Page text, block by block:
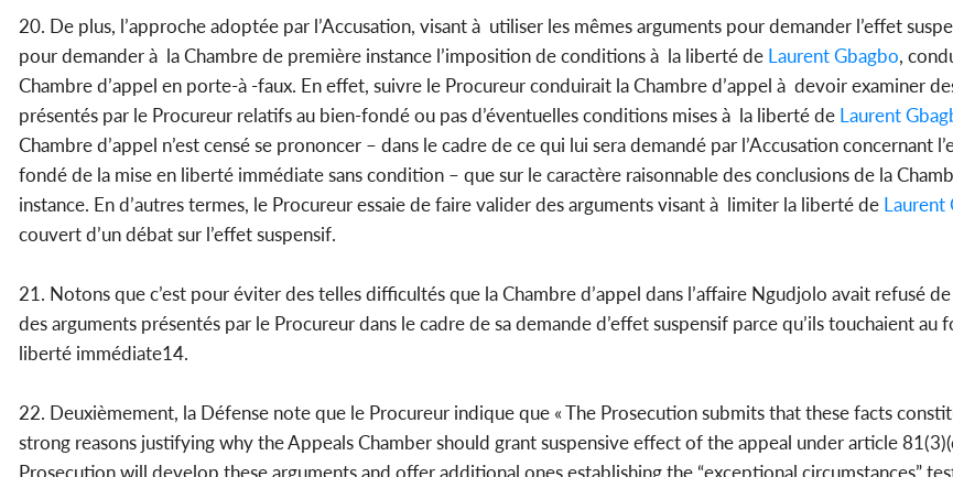
20. De plus, l’approche adoptée par l’Accusation, visant à utiliser les mêmes arguments pour demander l’effet
pour demander à la Chambre de première instance l’imposition de conditions à la liberté de Laurent Gbagbo,
Chambre d’appel en porte-à -faux. En effet, suivre le Procureur conduirait la Chambre d’appel à devoir examiner
présentés par le Procureur relatifs au bien-fondé ou pas d’éventuelles conditions mises à la liberté de Laurent
Chambre d’appel n’est censé se prononcer – dans le cadre de ce qui lui sera demandé par l’Accusation concernant
fondé de la mise en liberté immédiate sans condition – que sur le caractère raisonnable des conclusions de la
instance. En d’autres termes, le Procureur essaie de faire valider des arguments visant à limiter la liberté de Laurent
couvert d’un débat sur l’effet suspensif.
21. Notons que c’est pour éviter des telles difficultés que la Chambre d’appel dans l’affaire Ngudjolo avait refusé
des arguments présentés par le Procureur dans le cadre de sa demande d’effet suspensif parce qu’ils touchaient au
liberté immédiate14.
22. Deuxièmement, la Défense note que le Procureur indique que « The Prosecution submits that these facts
strong reasons justifying why the Appeals Chamber should grant suspensive effect of the appeal under article